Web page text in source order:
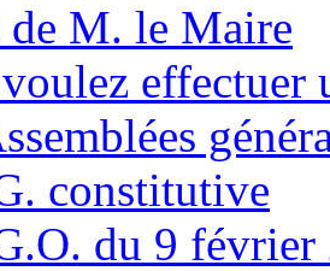
M. le Maire
effectuer
constitutive
du 9 février